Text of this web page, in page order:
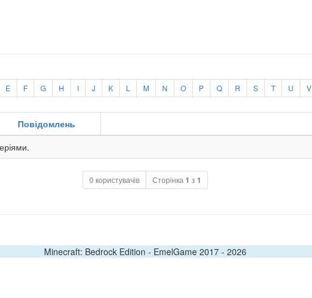
E F G H I J K L M N O P Q R S T U V
Повідомлень
0 користувачів Сторінка 1 з 1
Minecraft: Bedrock Edition - EmelGame 2017 - 2026